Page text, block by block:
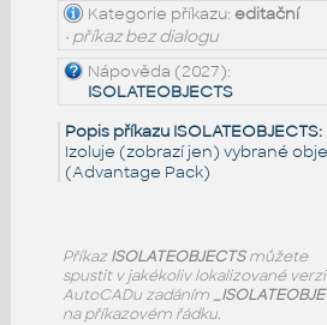
Kategorie příkazu: editační
• příkaz bez dialogu
Nápověda (2027):
ISOLATEOBJECTS
Popis příkazu ISOLATEOBJECTS:
Izoluje (zobrazí jen) vybrané
(Advantage Pack)
PříkazISOLATEOBJECTSmůžete
spustit v jakékoliv lokalizované verzi
AutoCADu zadáním
na příkazovém řádku.